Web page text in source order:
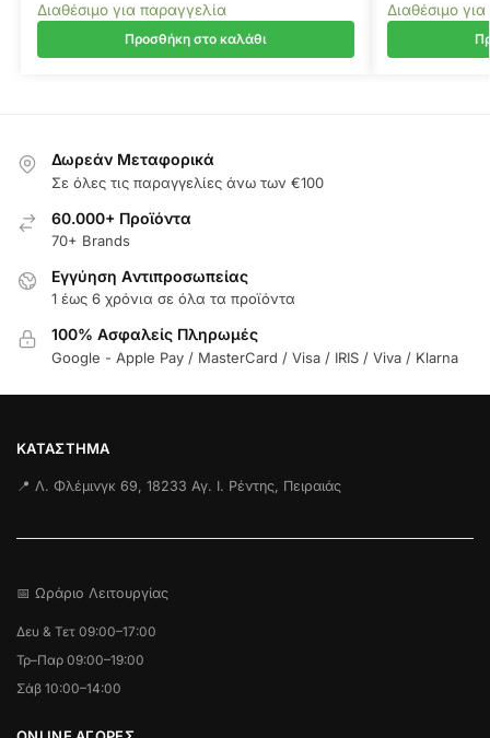
Διαθέσιμο για παραγγελία
Προσθήκη στο καλάθι
Διαθέσιμο
Δωρεάν Μεταφορικά
Σε όλες τις παραγγελίες άνω των €100
60.000+ Προϊόντα
70+ Brands
Εγγύηση Aντιπροσωπείας
1 έως 6 χρόνια σε όλα τα προϊόντα
100% Ασφαλείς Πληρωμές
Google - Apple Pay / MasterCard / Visa / IRIS / Viva / Klarna
ΚΑΤΆΣΤΗΜΑ
📍 Λ. Φλέμινγκ 69, 18233 Αγ. Ι. Ρέντης, Πειραιάς
📅 Ωράριο Λειτουργίας
Δευ & Τετ 09:00–17:00
Τρ–Παρ 09:00–19:00
Σάβ 10:00–14:00